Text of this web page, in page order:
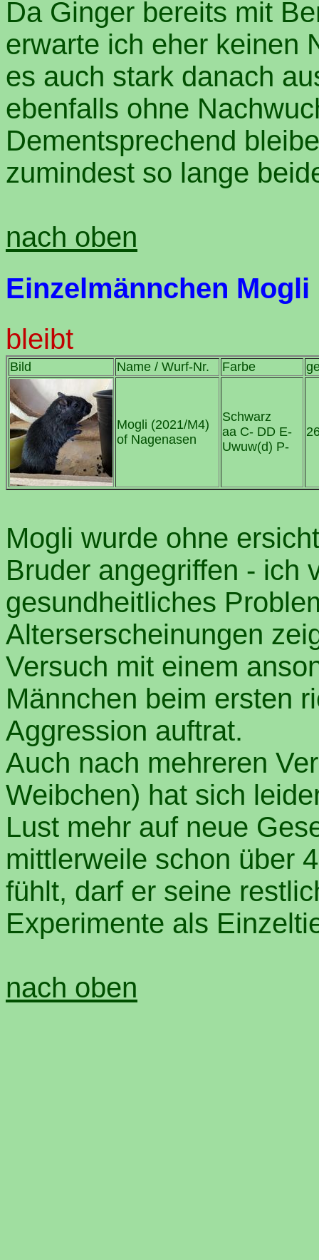
Da Ginger bereits mit
erwarte ich eher keinen
es auch stark danach
ebenfalls ohne
Dementsprechend
zumindest so lange
nach oben
Einzelmännchen Mogli
bleibt
Bild Name / Wurf-Nr. Farbe
Mogli (2021/M4)
of Nagenasen
Schwarz
aa C- DD E-
Uwuw(d) P-
Mogli wurde ohne
Bruder angegriffen - ich
gesundheitliches
Alterserscheinungen
Versuch mit einem
Männchen beim ersten
Aggression auftrat.
Auch nach mehreren
Weibchen) hat sich
Lust mehr auf neue
mittlerweile schon über
fühlt, darf er seine
Experimente als
nach oben